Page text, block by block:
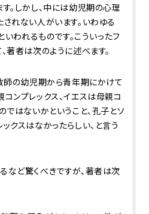
。しかし、中には幼児期の心理
れない人がいます。いわゆる
いわれるものです。こういったフ
著者は次のように述べます。
師の幼児期から青年期にかけて
ンプレックス、イエスは母親コ
ではないかということ、孔子とソ
クスはなかったらしい、と言う
ど驚くべきですが、著者は次